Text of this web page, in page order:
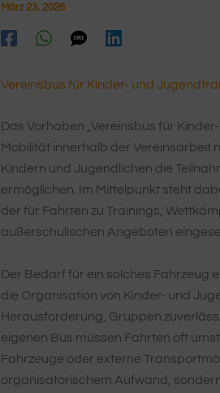
März 23, 2026
Vereinsbus für Kinder- und
Das Vorhaben „Vereinsbus für
Mobilität innerhalb der Vereinsarbeit
Kindern und Jugendlichen die
ermöglichen. Im Mittelpunkt steht
der für Fahrten zu Trainings,
außerschulischen Angeboten
Der Bedarf für ein solches Fahrzeug
die Organisation von Kinder- und
Herausforderung, Gruppen
eigenen Bus müssen Fahrten oft
Fahrzeuge oder externe
organisatorischem Aufwand,